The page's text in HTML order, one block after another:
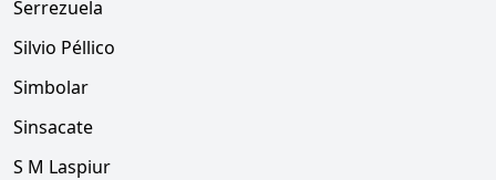
Serrezuela
Silvio Péllico
Simbolar
Sinsacate
S M Laspiur